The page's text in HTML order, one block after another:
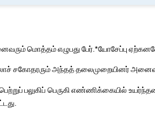
மொத்தம் எழுபது பேர்.*யோசேப்பு ஏற்கனவே
சகோதரரும் அந்தத் தலைமுறையினர்
பலுகிப் பெருகி எண்ணிக்கையில்